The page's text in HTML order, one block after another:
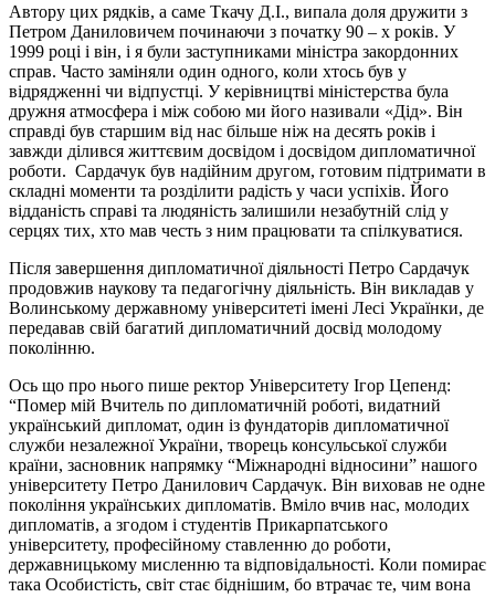
Автору цих рядків, а саме Ткачу Д.І., випала доля дружити з
Петром Даниловичем починаючи з початку 90 – х років. У
1999 році і він, і я були заступниками міністра закордонних
справ. Часто заміняли один одного, коли хтось був у
відрядженні чи відпустці. У керівництві міністерства була
дружня атмосфера і між собою ми його називали «Дід». Він
справді був старшим від нас більше ніж на десять років і
завжди ділився життєвим досвідом і досвідом дипломатичної
роботи. Сардачук був надійним другом, готовим підтримати в
складні моменти та розділити радість у часи успіхів. Його
відданість справі та людяність залишили незабутній слід у
серцях тих, хто мав честь з ним працювати та спілкуватися.
Після завершення дипломатичної діяльності Петро Сардачук
продовжив наукову та педагогічну діяльність. Він викладав у
Волинському державному університеті імені Лесі Українки, де
передавав свій багатий дипломатичний досвід молодому
поколінню.
Ось що про нього пише ректор Університету Ігор Цепенд:
“Помер мій Вчитель по дипломатичній роботі, видатний
український дипломат, один із фундаторів дипломатичної
служби незалежної України, творець консульської служби
країни, засновник напрямку “Міжнародні відносини” нашого
університету Петро Данилович Сардачук. Він виховав не одне
покоління українських дипломатів. Вміло вчив нас, молодих
дипломатів, а згодом і студентів Прикарпатського
університету, професійному ставленню до роботи,
державницькому мисленню та відповідальності. Коли помирає
така Особистість, світ стає біднішим, бо втрачає те, чим вона